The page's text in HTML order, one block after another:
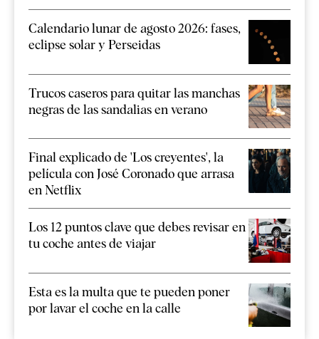
Calendario lunar de agosto 2026: fases,
eclipse solar y Perseidas
Trucos caseros para quitar las manchas
negras de las sandalias en verano
Final explicado de 'Los creyentes', la
película con José Coronado que arrasa
en Netflix
Los 12 puntos clave que debes revisar en
tu coche antes de viajar
Esta es la multa que te pueden poner
por lavar el coche en la calle